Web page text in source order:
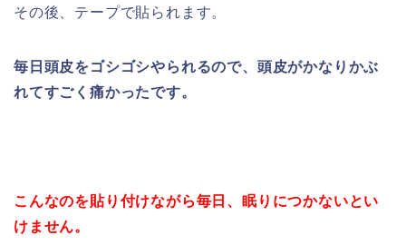
その後、テープで貼られます。
毎日頭皮をゴシゴシやられるので、頭皮がかなりかぶ
れてすごく痛かったです。
こんなのを貼り付けながら毎日、眠りにつかないとい
けません。